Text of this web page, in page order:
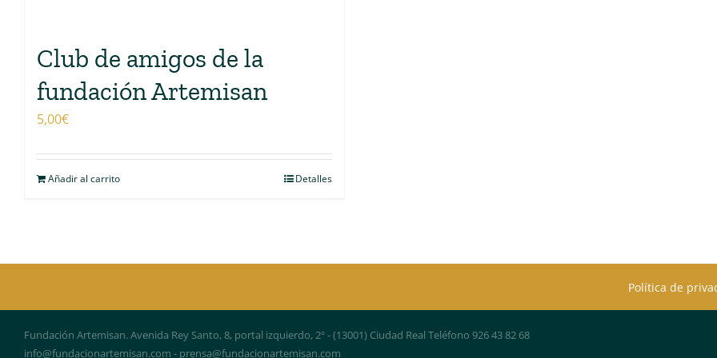
Club de amigos de la
fundación Artemisan
5,00€
Añadir al carrito Detalles
Política de
Fundación Artemisan. Avenida Rey Santo, 8, portal izquierdo, 2º - (13001) Ciudad Real Teléfono 926 43 82 68
info@fundacionartemisan.com - prensa@fundacionartemisan.com